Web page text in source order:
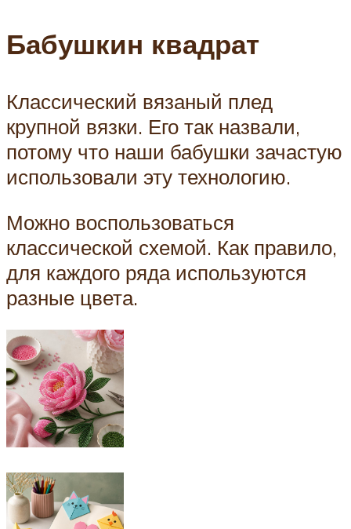
Бабушкин квадрат
Классический вязаный плед
крупной вязки. Его так назвали,
потому что наши бабушки зачастую
использовали эту технологию.
Можно воспользоваться
классической схемой. Как правило,
для каждого ряда используются
разные цвета.